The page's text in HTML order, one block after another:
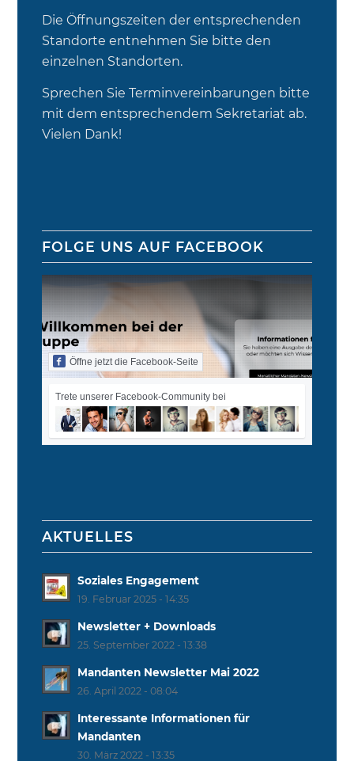
Die Öffnungszeiten der entsprechenden
Standorte entnehmen Sie bitte den
einzelnen Standorten.
Sprechen Sie Terminvereinbarungen bitte
mit dem entsprechendem Sekretariat ab.
Vielen Dank!
FOLGE UNS AUF FACEBOOK
Öffne jetzt die Facebook-Seite
Trete unserer Facebook-Community bei
AKTUELLES
Soziales Engagement
19. Februar 2025 - 14:35
Newsletter + Downloads
25. September 2022 - 13:38
Mandanten Newsletter Mai 2022
26. April 2022 - 08:04
Interessante Informationen für
Mandanten
30. März 2022 - 13:35